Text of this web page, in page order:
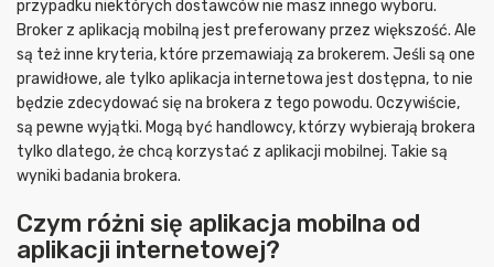
przypadku niektórych dostawców nie masz innego wyboru.
Broker z aplikacją mobilną jest preferowany przez większość. Ale
są też inne kryteria, które przemawiają za brokerem. Jeśli są one
prawidłowe, ale tylko aplikacja internetowa jest dostępna, to nie
będzie zdecydować się na brokera z tego powodu. Oczywiście,
są pewne wyjątki. Mogą być handlowcy, którzy wybierają brokera
tylko dlatego, że chcą korzystać z aplikacji mobilnej. Takie są
wyniki badania brokera.
Czym różni się aplikacja mobilna od
aplikacji internetowej?